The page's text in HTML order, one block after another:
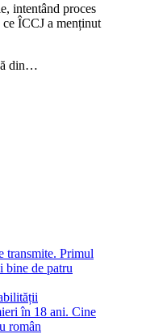
intentând proces
ÎCCJ a menținut
din…
transmite. Primul
bine de patru
în 18 ani. Cine
român